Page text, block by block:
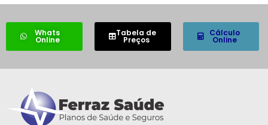
Whats
Online
Tabela de
Preços
Cálculo
Online